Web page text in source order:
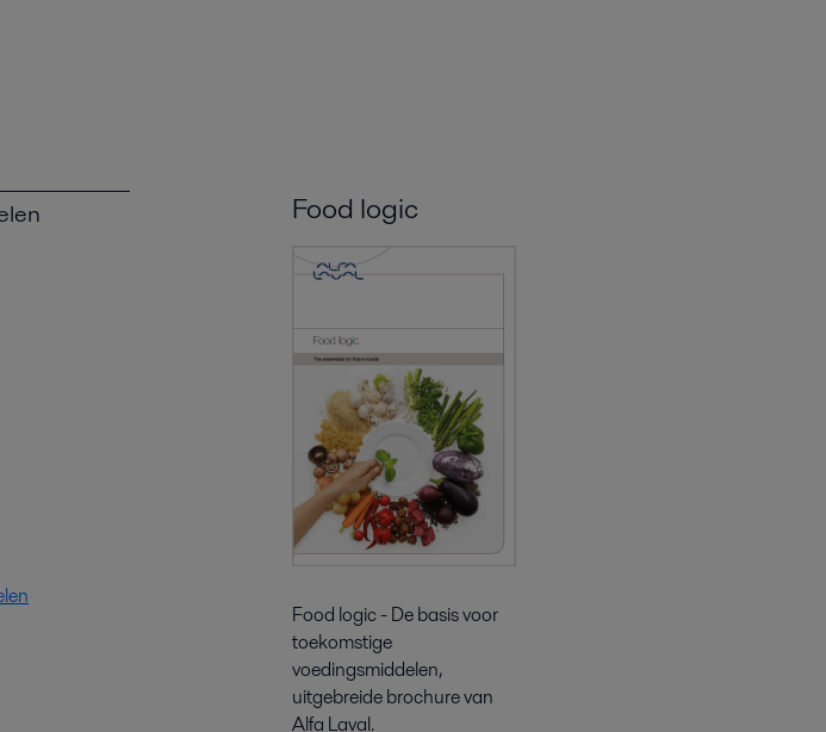
Food logic
Food logic - De basis voor
toekomstige
voedingsmiddelen,
uitgebreide brochure van
Alfa Laval.